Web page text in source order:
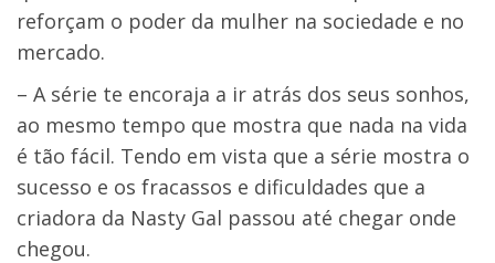
reforçam o poder da mulher na sociedade e no
mercado.
– A série te encoraja a ir atrás dos seus sonhos,
ao mesmo tempo que mostra que nada na vida
é tão fácil. Tendo em vista que a série mostra o
sucesso e os fracassos e dificuldades que a
criadora da Nasty Gal passou até chegar onde
chegou.